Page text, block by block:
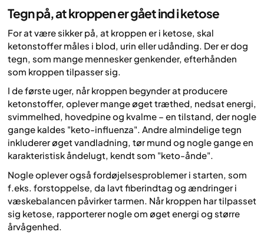
Tegn på, at kroppen er gået ind i ketose
For at være sikker på, at kroppen er i ketose, skal
ketonstoffer måles i blod, urin eller udånding. Der er dog
tegn, som mange mennesker genkender, efterhånden
som kroppen tilpasser sig.
I de første uger, når kroppen begynder at producere
ketonstoffer, oplever mange øget træthed, nedsat energi,
svimmelhed, hovedpine og kvalme – en tilstand, der nogle
gange kaldes "keto-influenza". Andre almindelige tegn
inkluderer øget vandladning, tør mund og nogle gange en
karakteristisk åndelugt, kendt som "keto-ånde".
Nogle oplever også fordøjelsesproblemer i starten, som
f.eks. forstoppelse, da lavt fiberindtag og ændringer i
væskebalancen påvirker tarmen. Når kroppen har tilpasset
sig ketose, rapporterer nogle om øget energi og større
årvågenhed.